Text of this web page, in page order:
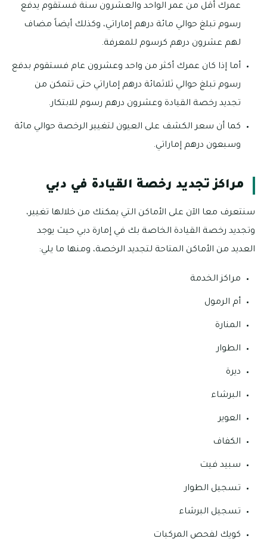
عمرك أقل من عمر الواحد والعشرون سنة فستقوم يدفع
رسوم تبلغ حوالي مائة درهم إماراتي، وكذلك أيضاً مضاف
لهم عشرون درهم كرسوم للمعرفة.
أما إذا كان عمرك أكثر من واحد وعشرون عام فستقوم بدفع
رسوم تبلغ حوالي ثلاثمائة درهم إماراتي حتى تتمكن من
تجديد رخصة القيادة وعشرون درهم رسوم للابتكار.
كما أن سعر الكشف على العيون لتغيير الرخصة حوالي مائة
وسبعون درهم إماراتي.
مراكز تجديد رخصة القيادة في دبي
سنتعرف معا الآن على الأماكن التي يمكنك من خلالها تغيير،
وتجديد رخصة القيادة الخاصة بك في إمارة دبي حيث يوجد
العديد من الأماكن المتاحة لتجديد الرخصة، ومنها ما يلي:
مراكز الخدمة
أم الرمول
المنارة
الطوار
ديرة
البرشاء
العوير
الكفاف
سبيد فيت
تسجيل الطوار
تسجيل البرشاء
كويك لفحص المركبات